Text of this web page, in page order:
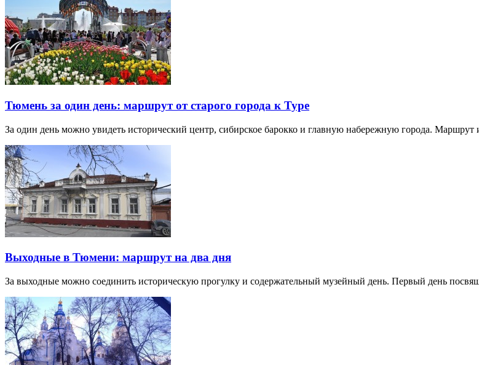
Тюмень за один день: маршрут от старого города к Туре
За один день можно увидеть исторический центр, сибирское барокко и главную набережную города.
Выходные в Тюмени: маршрут на два дня
За выходные можно соединить историческую прогулку и содержательный музейный день. Первый день